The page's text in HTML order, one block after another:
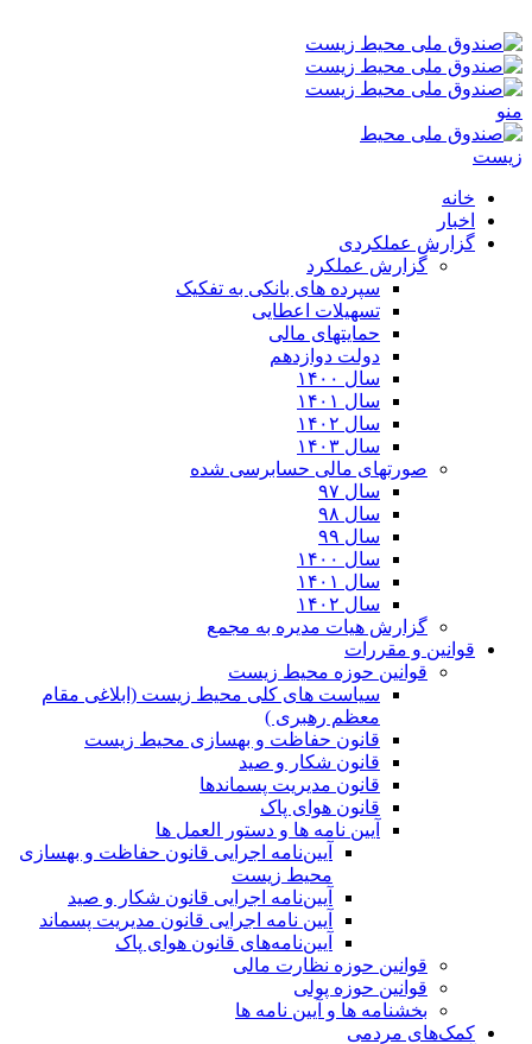
منو
خانه
اخبار
گزارش عملکردی
گزارش عملکرد
سپرده های بانکی به تفکیک
تسهیلات اعطایی
حمایتهای مالی
دولت دوازدهم
سال ۱۴۰۰
سال ۱۴۰۱
سال ۱۴۰۲
سال ۱۴۰۳
صورتهای مالی حسابرسی شده
سال ۹۷
سال ۹۸
سال ۹۹
سال ۱۴۰۰
سال ۱۴۰۱
سال ۱۴۰۲
گزارش هیات مدیره به مجمع
قوانین و مقررات
قوانین حوزه محیط زیست
ﺳﯿﺎﺳﺖ ﻫﺎی ﮐﻠﯽ ﻣﺤﯿﻂ زﯾﺴﺖ (ابلاغی مقام
معظم رهبری )
قانون حفاظت و بهسازی محیط زیست
قانون شکار و صید
قانون مدیریت پسماندها
قانون هوای پاک
آیین نامه ها و دستور العمل ها
آیین‌نامه اجرایی قانون حفاظت و بهسازی
محیط زیست
آیین‌نامه اجرایی قانون شکار و صید
آیین نامه اجرایی قانون مدیریت پسماند
آیین‌نامه‌های قانون هوای پاک
قوانین حوزه نظارت مالی
قوانین حوزه پولی
بخشنامه ها و آیین نامه ها
کمک‌های مردمی